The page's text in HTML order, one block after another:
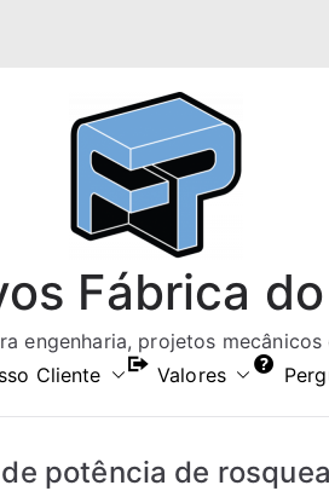
Fábrica
engenharia, projetos
Cliente Valores
potência de